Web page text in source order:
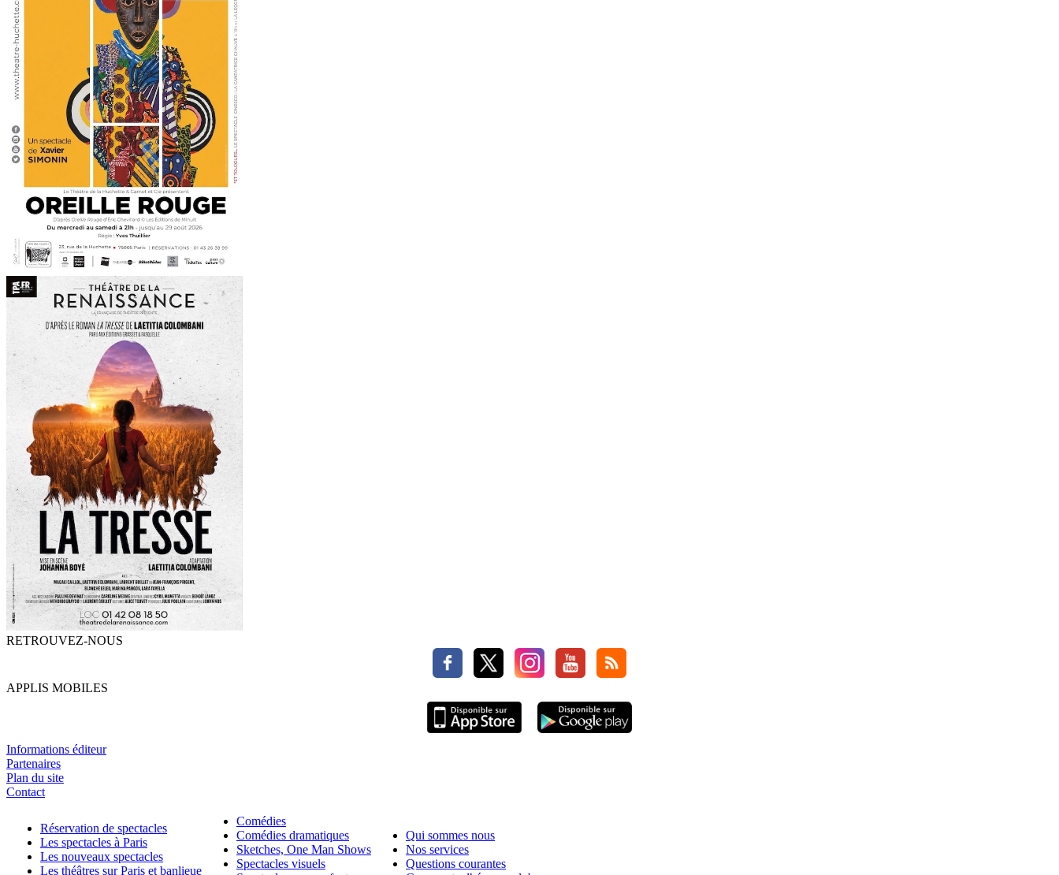
RETROUVEZ-NOUS
APPLIS MOBILES
Informations éditeur
Partenaires
Plan du site
Contact
Réservation de spectacles
Les spectacles à Paris
Les nouveaux spectacles
Les théâtres sur Paris et banlieue
Comédies
Comédies dramatiques
Sketches, One Man Shows
Spectacles visuels
Qui sommes nous
Nos services
Questions courantes